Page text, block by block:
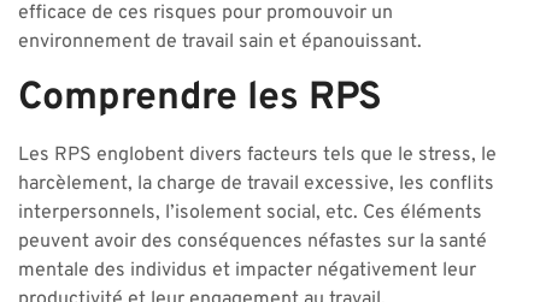
efficace de ces risques pour promouvoir un
environnement de travail sain et épanouissant.
Comprendre les RPS
Les RPS englobent divers facteurs tels que le stress, le
harcèlement, la charge de travail excessive, les conflits
interpersonnels, l’isolement social, etc. Ces éléments
peuvent avoir des conséquences néfastes sur la santé
mentale des individus et impacter négativement leur